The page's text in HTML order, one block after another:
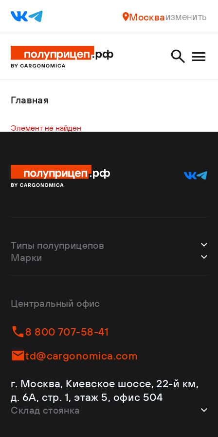
Москваизменить
Главная
Элемент не найден
Типы полуприцепов
Шторные
Изотермы
Контейнеровозы
Самосвалы
Ломовозы
С кониками
Рефрижераторы
Марки
Dongfeng
Helfimmer
JAC
Kassbohrer
Krone
Mercedes-Benz
Schmitz Cargobull
Shacman
Центральный офис
8 800 707-58-41
td@cargonomica.com
г. Москва, Киевское шоссе, 22-й км,
д. 6А, стр. 1, этаж 5, офис 504
Склад стоянка